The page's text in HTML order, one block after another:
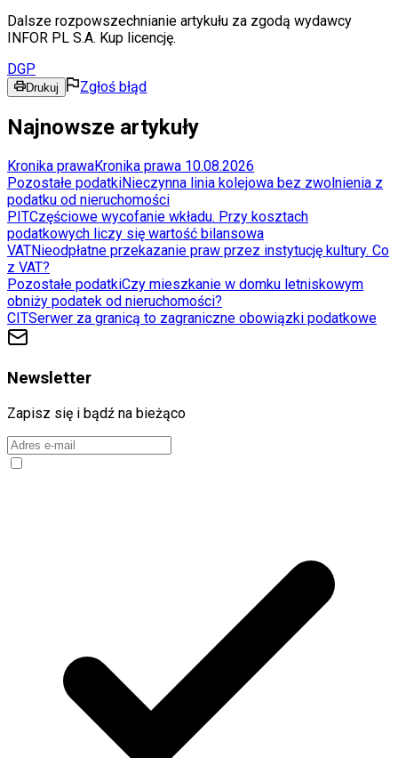
Dalsze rozpowszechnianie artykułu za zgodą wydawcy
INFOR PL S.A. Kup licencję.
DGP
Drukuj Zgłoś błąd
Najnowsze artykuły
Kronika prawaKronika prawa 10.08.2026
Pozostałe podatkiNieczynna linia kolejowa bez zwolnienia z
podatku od nieruchomości
PITCzęściowe wycofanie wkładu. Przy kosztach
podatkowych liczy się wartość bilansowa
VATNieodpłatne przekazanie praw przez instytucję kultury. Co
z VAT?
Pozostałe podatkiCzy mieszkanie w domku letniskowym
obniży podatek od nieruchomości?
CITSerwer za granicą to zagraniczne obowiązki podatkowe
Newsletter
Zapisz się i bądź na bieżąco